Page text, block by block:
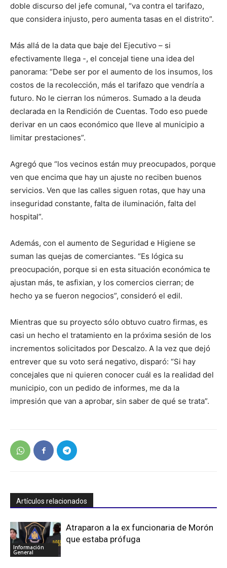
doble discurso del jefe comunal, “va contra el tarifazo,
que considera injusto, pero aumenta tasas en el distrito”.
Más allá de la data que baje del Ejecutivo – si
efectivamente llega -, el concejal tiene una idea del
panorama: “Debe ser por el aumento de los insumos, los
costos de la recolección, más el tarifazo que vendría a
futuro. No le cierran los números. Sumado a la deuda
declarada en la Rendición de Cuentas. Todo eso puede
derivar en un caos económico que lleve al municipio a
limitar prestaciones”.
Agregó que “los vecinos están muy preocupados, porque
ven que encima que hay un ajuste no reciben buenos
servicios. Ven que las calles siguen rotas, que hay una
inseguridad constante, falta de iluminación, falta del
hospital”.
Además, con el aumento de Seguridad e Higiene se
suman las quejas de comerciantes. “Es lógica su
preocupación, porque si en esta situación económica te
ajustan más, te asfixian, y los comercios cierran; de
hecho ya se fueron negocios”, consideró el edil.
Mientras que su proyecto sólo obtuvo cuatro firmas, es
casi un hecho el tratamiento en la próxima sesión de los
incrementos solicitados por Descalzo. A la vez que dejó
entrever que su voto será negativo, disparó: “Si hay
concejales que ni quieren conocer cuál es la realidad del
municipio, con un pedido de informes, me da la
impresión que van a aprobar, sin saber de qué se trata”.
Artículos relacionados
Información
General
Atraparon a la ex funcionaria de Morón
que estaba prófuga